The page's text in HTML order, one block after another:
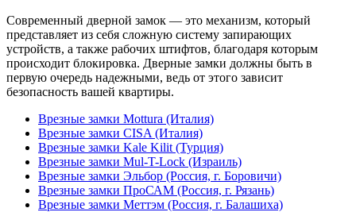
Современный дверной замок — это механизм, который
представляет из себя сложную систему запирающих
устройств, а также рабочих штифтов, благодаря которым
происходит блокировка. Дверные замки должны быть в
первую очередь надежными, ведь от этого зависит
безопасность вашей квартиры.
Врезные замки Mottura (Италия)
Врезные замки CISA (Италия)
Врезные замки Kale Kilit (Турция)
Врезные замки Mul-T-Lock (Израиль)
Врезные замки Эльбор (Россия, г. Боровичи)
Врезные замки ПроСАМ (Россия, г. Рязань)
Врезные замки Меттэм (Россия, г. Балашиха)